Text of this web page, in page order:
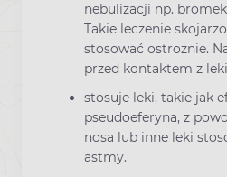
nebulizacji np.
Takie leczenie
stosować ostrożnie.
przed kontaktem z
stosuje leki, takie jak
pseudoeferyna, z
nosa lub inne leki
astmy.